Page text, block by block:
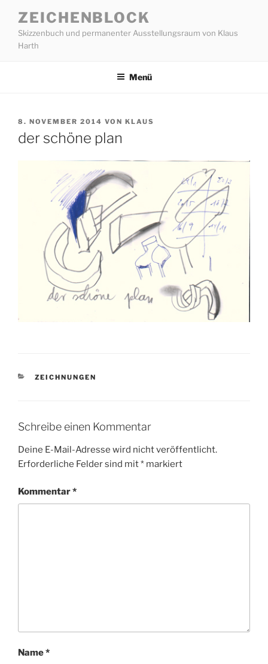
Inhalt
springen
ZEICHENBLOCK
Skizzenbuch und permanenter Ausstellungsraum von Klaus
Harth
Menü
VERÖFFENTLICHT
AM
8. NOVEMBER 2014 VON KLAUS
der schöne plan
KATEGORIEN
ZEICHNUNGEN
Schreibe einen Kommentar
Deine E-Mail-Adresse wird nicht veröffentlicht.
Erforderliche Felder sind mit* markiert
Kommentar*
Name*